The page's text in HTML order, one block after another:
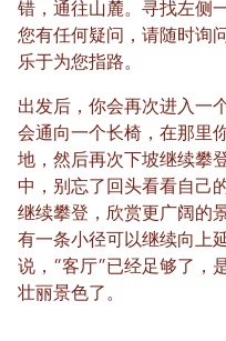
错，通往山麓。寻找左侧
您有任何疑问，请随时询
乐于为您指路。
出发后，你会再次进入一
会通向一个长椅，在那里
地，然后再次下坡继续攀
中，别忘了回头看看自己
继续攀登，欣赏更广阔的
有一条小径可以继续向上
说，“客厅”已经足够了，
壮丽景色了。